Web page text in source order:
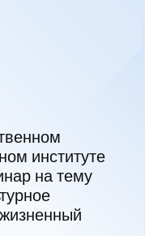
институте
на тему